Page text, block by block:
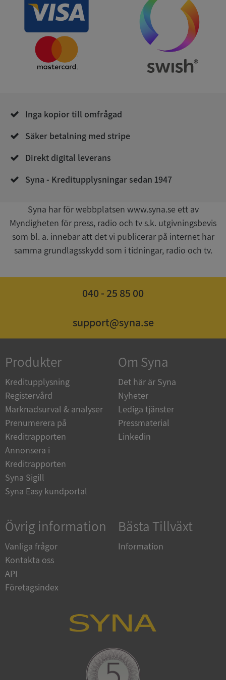
Inga kopior till omfrågad
Säker betalning med stripe
Direkt digital leverans
Syna - Kreditupplysningar sedan 1947
Syna har för webbplatsen www.syna.se ett av
Myndigheten för press, radio och tv s.k. utgivningsbevis
som bl. a. innebär att det vi publicerar på internet har
samma grundlagsskydd som i tidningar, radio och tv.
040 - 25 85 00
support@syna.se
Produkter
Kreditupplysning
Registervård
Marknadsurval & analyser
Prenumerera på
Kreditrapporten
Annonsera i
Kreditrapporten
Syna Sigill
Syna Easy kundportal
Om Syna
Det här är Syna
Nyheter
Lediga tjänster
Pressmaterial
Linkedin
Övrig information
Vanliga frågor
Kontakta oss
API
Företagsindex
Bästa Tillväxt
Information
användas ordentligt utan strikt nödvändiga cookies.
Leverantör
Domän
__RequestVerificationToken
Microsoft
de.syna.se
VISITOR_PRIVACY_METADATA
YouTube
.youtube.com
Corporation
de.syna.se
ARRAffinity
Microsoft
Corporation
.syna.se
__RequestVerificationToken
CookieScriptConsent
www.google.com